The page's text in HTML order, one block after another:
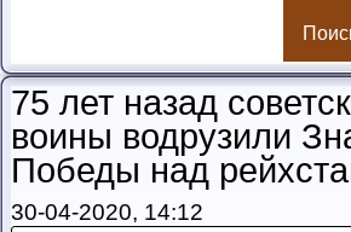
75 лет назад
воины водрузили
Победы над
30-04-2020, 14:12